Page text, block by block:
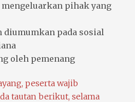
mengeluarkan pihak yang
diumumkan pada sosial
oleh pemenang
peserta wajib
tautan berikut, selama